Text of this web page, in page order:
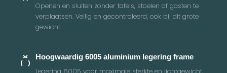
Openen en sluiten zonder tafels, stoelen of gasten te
verplaatsen. Veilig en gecontroleerd, ook bij dit grote
gewicht.
Hoogwaardig 6005 aluminium legering frame
Legering 6005 voor maximale sterkte en lichtgewicht,